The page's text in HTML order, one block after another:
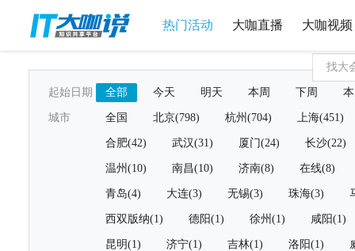
热门活动 大咖直播 大咖视频
起始日期 全部 今天 明天 本周 下周
城市 全国 北京(798) 杭州(704) 上海(451)
合肥(42) 武汉(31) 厦门(24) 长沙(22)
温州(10) 南昌(10) 济南(8) 在线(8)
青岛(4) 大连(3) 无锡(3) 珠海(3)
西双版纳(1) 德阳(1) 徐州(1) 咸阳(1)
昆明(1) 济宁(1) 吉林(1) 洛阳(1)